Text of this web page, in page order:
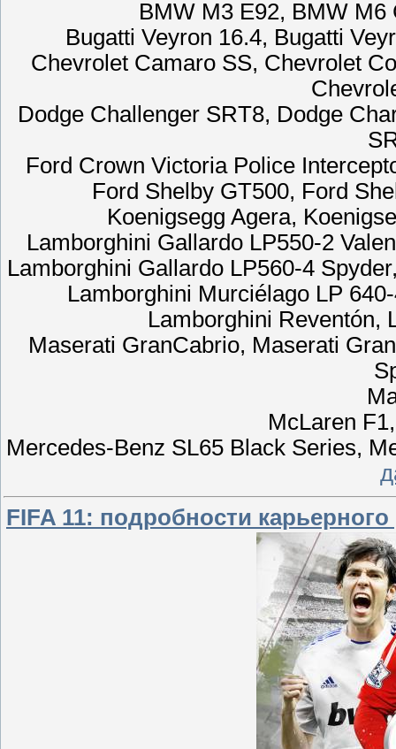
BMW M3 E92, BMW
Bugatti Veyron 16.4, Bugatti
Chevrolet Camaro SS, Chevrolet
Dodge Challenger SRT8, Dodge
Ford Crown Victoria Police
Ford Shelby GT500, Ford
Koenigsegg Agera,
Lamborghini Gallardo LP550-2
Lamborghini Gallardo LP560-4
Lamborghini Murciélago LP
Lamborghini Reventón,
Maserati GranCabrio, Maserati
McLaren
Mercedes-Benz SL65 Black Series,
FIFA 11: подробности